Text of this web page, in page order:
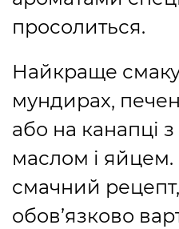
просолиться.
Найкраще
мундирах,
або на канапці
маслом і
смачний
обов’язково